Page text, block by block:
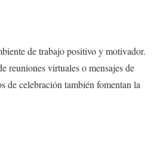
de trabajo positivo y motivador.
reuniones virtuales o mensajes de
de celebración también fomentan la